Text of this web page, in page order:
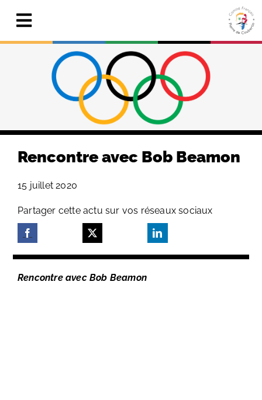
contentToggle
Navigation
Le Comité
Pierre de Coubertin
Search
for:
Rencontre avec Bob Beamon
15 juillet 2020
Partager cette actu sur vos réseaux sociaux
Rencontre avec Bob Beamon